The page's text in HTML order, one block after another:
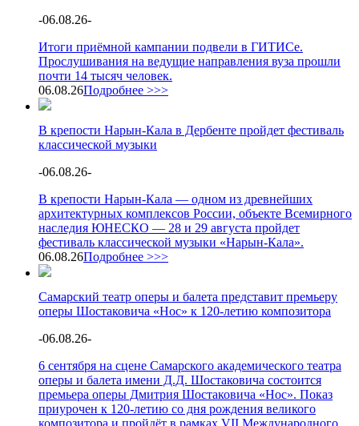
-06.08.26-
Итоги приёмной кампании подвели в ГИТИСе.
Прослушивания на ведущие направления вуза прошли
почти 14 тысяч человек.
06.08.26Подробнее >>>
В крепости Нарын-Кала в Дербенте пройдет фестиваль
классической музыки
-06.08.26-
В крепости Нарын-Кала — одном из древнейших
архитектурных комплексов России, объекте Всемирного
наследия ЮНЕСКО — 28 и 29 августа пройдет
фестиваль классической музыки «Нарын-Кала».
06.08.26Подробнее >>>
Самарский театр оперы и балета представит премьеру
оперы Шостаковича «Нос» к 120-летию композитора
-06.08.26-
6 сентября на сцене Самарского академического театра
оперы и балета имени Д.Д. Шостаковича состоится
премьера оперы Дмитрия Шостаковича «Нос». Показ
приурочен к 120-летию со дня рождения великого
композитора и пройдёт в рамках VII Международного